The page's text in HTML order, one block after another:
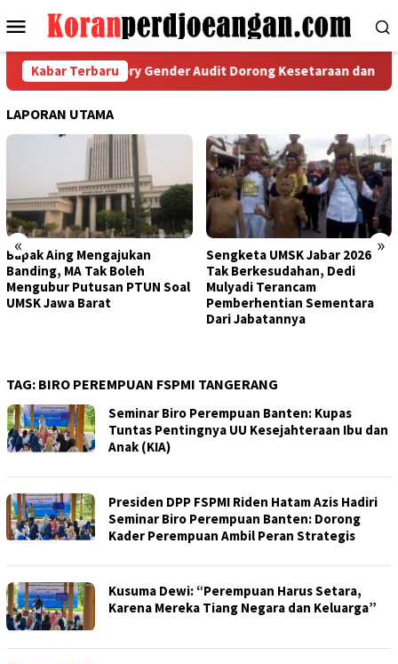
ke
Menu
Mobile
Kabar Terbaru
Participatory Gender Audit Dorong Kesetaraan dan
LAPORAN UTAMA
« »
Bapak Aing Mengajukan
Banding, MA Tak Boleh
Mengubur Putusan PTUN Soal
UMSK Jawa Barat
Sengketa UMSK Jabar 2026
Tak Berkesudahan, Dedi
Mulyadi Terancam
Pemberhentian Sementara
Dari Jabatannya
TAG: BIRO PEREMPUAN FSPMI TANGERANG
Seminar Biro Perempuan Banten: Kupas
Tuntas Pentingnya UU Kesejahteraan Ibu dan
Anak (KIA)
Presiden DPP FSPMI Riden Hatam Azis Hadiri
Seminar Biro Perempuan Banten: Dorong
Kader Perempuan Ambil Peran Strategis
Kusuma Dewi: “Perempuan Harus Setara,
Karena Mereka Tiang Negara dan Keluarga”